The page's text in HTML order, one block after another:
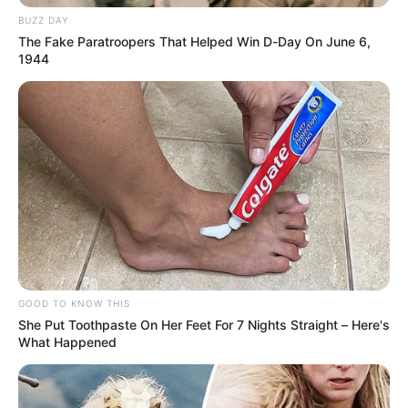
recolección de basura
para Ibagué? Aquí
ser
MILTON RESTREPO
“No podemos permitir que
la combinación de licor y
conducción genere este
tipo de hechos": gerente
de Ibagué Limpia
INTERASEO
“Andrés Felipe era el
sustento de su familia”:
Interaseo sobre operario
BUZZ DAY
The Fake Paratroopers That Helped Win D-Day On June 6,
1944
GOOD TO KNOW THIS
She Put Toothpaste On Her Feet For 7 Nights Straight – Here's
What Happened